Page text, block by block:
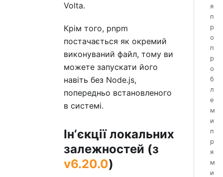
Volta.
Крім того, pnpm
постачається як окремий
виконуваний файл, тому ви
можете запускати його
навіть без Node.js,
попередньо встановленого
в системі.
Інʼєкції локальних
залежностей (з
v6.20.0)
я
п
р
о
п
р
о
б
л
е
м
и
п
р
я
м
и